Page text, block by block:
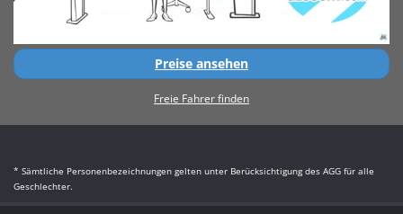
Preise ansehen
Freie Fahrer finden
* Sämtliche Personenbezeichnungen gelten unter Berücksichtigung des AGG für alle
Geschlechter.